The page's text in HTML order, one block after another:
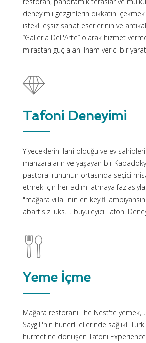
deneyimli gezginlerin dikkatini
istekli eşsiz sanat eserlerinin ve
“Galleria Dell'Arte” olarak hizmet
mirastan güç alan ilham verici bir
Tafoni Deneyimi
Yiyeceklerin ilahi olduğu ve ev
manzaraların ve yaşayan bir
pastoral ruhunun ortasında seçici
etmek için her adımı atmaya
"mağara villa" nın en keyifli
abartısız lüks. .. büyüleyici Tafoni
Yeme İçme
Mağara restoranı The Nest'te yemek,
Saygılı'nın hünerli ellerinde sağlıklı
hürmetine dönüşen Tafoni